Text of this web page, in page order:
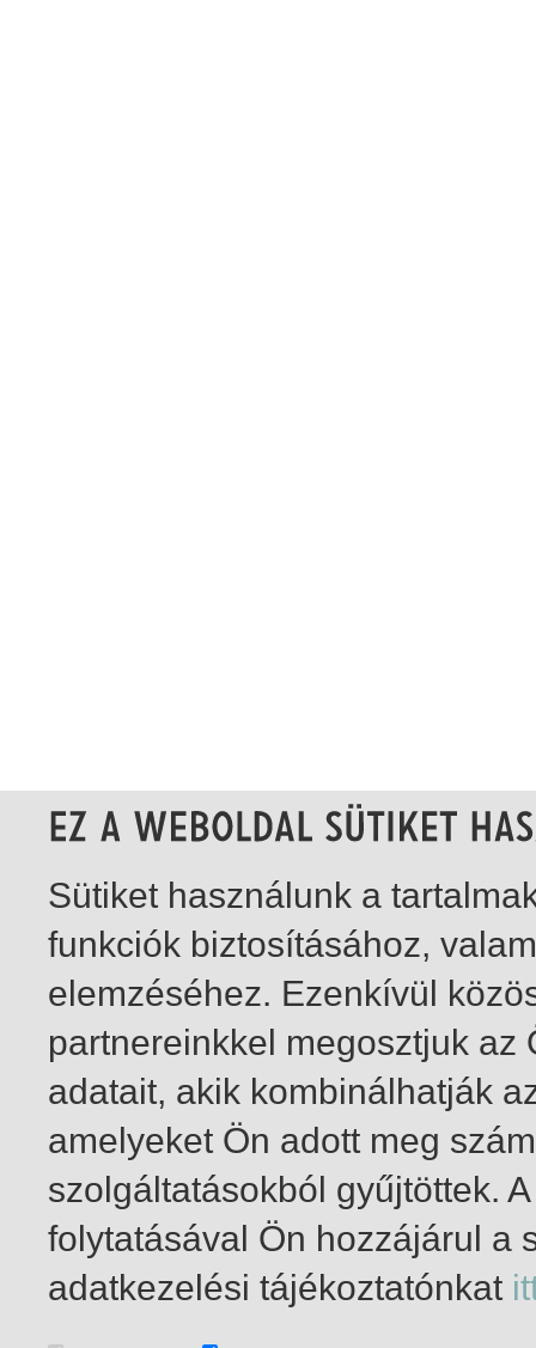
1-1 / összesen 1 találat
Sütiket használunk a
funkciók biztosításához,
elemzéséhez. Ezenkívül
partnereinkkel megosztjuk
adatait, akik kombinálhatják
amelyeket Ön adott meg
szolgáltatásokból gyűjtöttek.
folytatásával Ön hozzájárul a
adatkezelési tájékoztatónkat